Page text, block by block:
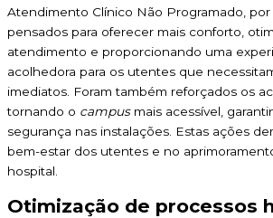
Atendimento Clínico Não Programado, por
pensados para oferecer mais conforto,
atendimento e proporcionando uma
acolhedora para os utentes que
imediatos. Foram também reforçados os
tornando o campusmais acessível,
segurança nas instalações. Estas ações
bem-estar dos utentes e no
hospital.
Otimização de processos